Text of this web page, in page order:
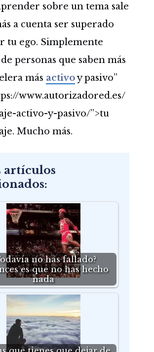
sobre un tema sale
a cuenta ser superado
tu ego. Simplemente
personas que saben más
más activoy pasivo”
www.autorizadored.es/
activo-y-pasivo/”>tu
Mucho más.
artículos
no has fallado?
es que no has hecho
nada